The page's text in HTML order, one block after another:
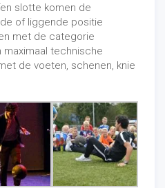
slotte komen de
of liggende positie
met de categorie
maximaal technische
de voeten, schenen, knie